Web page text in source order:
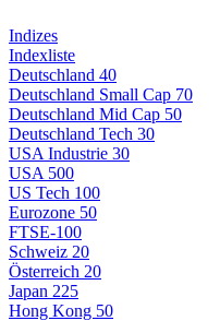
Indizes
Indexliste
Deutschland 40
Deutschland Small Cap 70
Deutschland Mid Cap 50
Deutschland Tech 30
USA Industrie 30
USA 500
US Tech 100
Eurozone 50
FTSE-100
Schweiz 20
Österreich 20
Japan 225
Hong Kong 50